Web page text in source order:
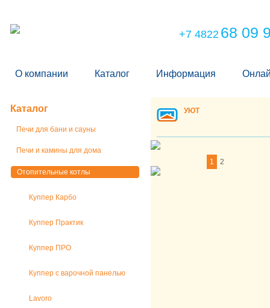
+7 4822 68 09
О компании Каталог Информация
Каталог
Печи для бани и сауны
Печи и камины для дома
Отопительные котлы
Куппер Карбо
Куппер Практик
Куппер ПРО
Куппер с варочной панелью
Lavoro
УЮТ
1 2